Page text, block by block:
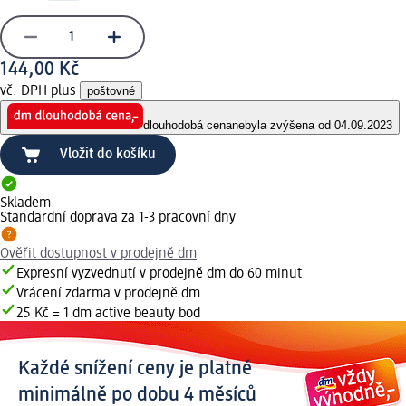
144,00 Kč
vč. DPH plus poštovné
dlouhodobá cenanebyla zvýšena od 04.09.2023
Vložit do košíku
Skladem
Standardní doprava za 1-3 pracovní dny
Ověřit dostupnost v prodejně dm
Expresní vyzvednutí v prodejně dm do 60 minut
Vrácení zdarma v prodejně dm
25 Kč = 1 dm active beauty bod
Každé snížení ceny je platné
minimálně po dobu 4 měsíců